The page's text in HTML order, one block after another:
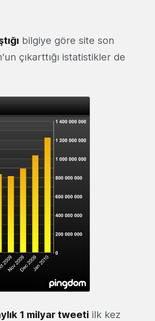
bilgiye göre site son
çıkarttığı istatistikler de
1 milyar tweeti ilk kez